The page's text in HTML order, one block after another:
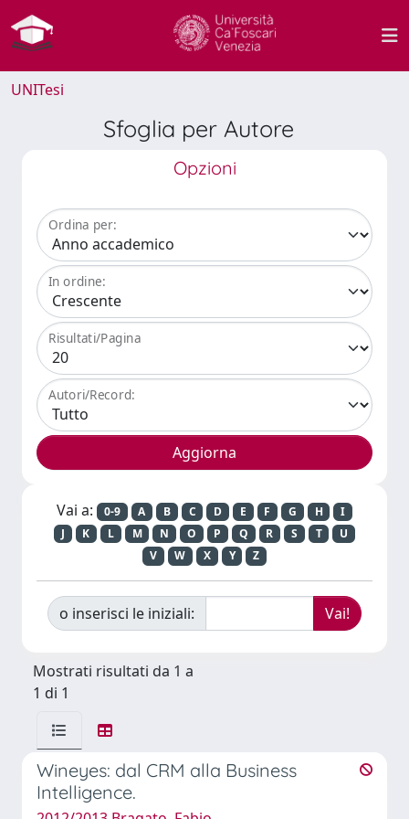
UNITesi
Sfoglia per Autore
Opzioni
Ordina per:
In ordine:
Risultati/Pagina
Autori/Record:
Vai a: 0-9 A B C D E F G H
I
J
K L M N O P Q R S T
U
V
W X Y Z
o inserisci le iniziali:
Mostrati risultati da 1 a
1 di 1
Wineyes: dal CRM alla Business
Intelligence.